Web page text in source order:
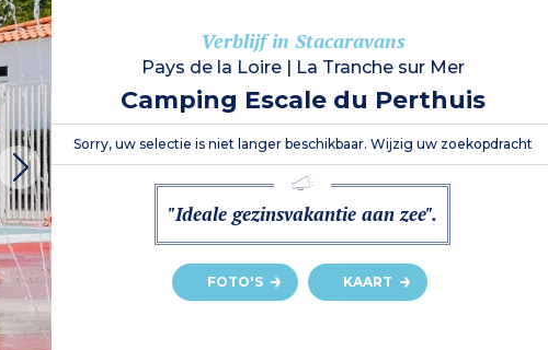
Verblijf in Stacaravans
Pays de la Loire| La Tranche sur Mer
Camping Escale du Perthuis
Sorry, uw selectie is niet langer beschikbaar. Wijzig uw zoekopdracht
"Ideale gezinsvakantie aan zee".
FOTO'S KAART